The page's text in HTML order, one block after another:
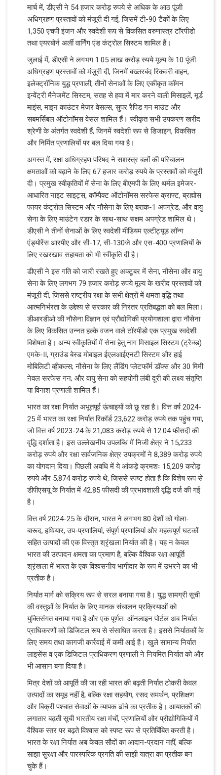
मार्च में, डीएसी ने 54 हजार करोड़ रुपये से अधिक के आठ पूंजी
अधिग्रहण प्रस्तावों को मंजूरी दी गई, जिसमें टी-90 टैंकों के लिए
1,350 एचपी इंजन और स्वदेशी रूप से विकसित वरुणास्त्र टॉरपीडो
तथा एयरबोर्न अर्ली वार्निंग एंड कंट्रोल सिस्टम शामिल हैं।
जुलाई में, डीएसी ने लगभग 1.05 लाख करोड़ रुपये मूल्य के 10 पूंजी
अधिग्रहण प्रस्तावों को मंज़ूरी दी, जिनमें बख्तरबंद रिकवरी वाहन,
इलेक्ट्रॉनिक युद्ध प्रणाली, तीनों सेनाओं के लिए एकीकृत कॉमन
इन्वेंट्री मैनेजमेंट सिस्टम, सतह से हवा में मार करने वाली मिसाइलें, मूर्ड
माइंस, माइन काउंटर मेजर वेसल्स, सुपर रैपिड गन माउंट और
सबमर्सिबल ऑटोनॉमस वेसल शामिल हैं। स्वीकृत सभी उपकरण खरीद
श्रेणी के अंतर्गत स्वदेशी हैं, जिनमें स्वदेशी रूप से डिजाइन, विकसित
और निर्मित प्रणालियों पर बल दिया गया है।
अगस्त में, रक्षा अधिग्रहण परिषद ने सशस्त्र बलों की परिचालन
क्षमताओं को बढ़ाने के लिए 67 हजार करोड़ रुपये के प्रस्तावों को मंज़ूरी
दी। प्रमुख स्वीकृतियों में सेना के लिए बीएमपी के लिए थर्मल इमेजर-
आधारित नाइट साइट्स, कॉम्पैक्ट ऑटोनॉमस सरफेस क्राफ्ट, ब्रह्मोस
फायर कंट्रोल सिस्टम और नौसेना के लिए बराक-1 अपग्रेड, और वायु
सेना के लिए माउंटेन रडार के साथ-साथ सक्षम अपग्रेड शामिल थे।
डीएसी ने तीनों सेनाओं के लिए स्वदेशी मीडियम एल्टीट्यूड लॉन्ग
एंड्योरेंस आरपीए और सी-17, सी-130जे और एस-400 प्रणालियों के
लिए रखरखाव सहायता को भी स्वीकृति दी है।
डीएसी ने इस गति को जारी रखते हुए अक्टूबर में सेना, नौसेना और वायु
सेना के लिए लगभग 79 हजार करोड़ रुपये मूल्य के खरीद प्रस्तावों को
मंजूरी दी, जिससे राष्ट्रीय रक्षा के सभी क्षेत्रों में क्षमता वृद्धि तथा
आत्मनिर्भरता के उद्देश्य से सरकार की निरंतर प्रतिबद्धता को बल मिला।
डीआरडीओ की नौसेना विज्ञान एवं प्रौद्योगिकी प्रयोगशाला द्वारा नौसेना
के लिए विकसित उन्नत हल्के वजन वाले टॉरपीडो एक प्रमुख स्वदेशी
विशेषता है। अन्य स्वीकृतियों में सेना हेतु नाग मिसाइल सिस्टम (ट्रैक्ड)
एमके-II, ग्राउंड बेस्ड मोबाइल ईएलआईएनटी सिस्टम और हाई
मोबिलिटी व्हीकल्स; नौसेना के लिए लैंडिंग प्लेटफॉर्म डॉक्स और 30 मिमी
नेवल सरफेस गन; और वायु सेना को सहयोगी लंबी दूरी की लक्ष्य संतृप्ति
या विनाश प्रणाली शामिल हैं।
भारत का रक्षा निर्यात अभूतपूर्व ऊंचाइयों को छू रहा है। वित्त वर्ष 2024-
25 में भारत का रक्षा निर्यात रिकॉर्ड 23,622 करोड़ रुपये तक पहुंच गया,
जो वित्त वर्ष 2023-24 के 21,083 करोड़ रुपये से 12.04 फीसदी की
वृद्धि दर्शाता है। इस उल्लेखनीय उपलब्धि में निजी क्षेत्र ने 15,233
करोड़ रुपये और रक्षा सार्वजनिक क्षेत्र उपक्रमों ने 8,389 करोड़ रुपये
का योगदान दिया। पिछली अवधि में ये आंकड़े क्रमशः 15,209 करोड़
रुपये और 5,874 करोड़ रुपये थे, जिससे स्पष्ट होता है कि विशेष रूप से
डीपीएसयू के निर्यात में 42.85 फीसदी की प्रभावशाली वृद्धि दर्ज की गई
है।
वित्त वर्ष 2024-25 के दौरान, भारत ने लगभग 80 देशों को गोला-
बारूद, हथियार, उप-प्रणालियां, संपूर्ण प्रणालियां और महत्वपूर्ण घटकों
सहित उत्पादों की एक विस्तृत श्रृंखला निर्यात की है। यह न केवल
भारत की उत्पादन क्षमता का प्रमाण है, बल्कि वैश्विक रक्षा आपूर्ति
श्रृंखला में भारत के एक विश्वसनीय भागीदार के रूप में उभरने का भी
प्रतीक है।
निर्यात मार्ग को सक्रिय रूप से सरल बनाया गया है। युद्ध सामग्री सूची
की वस्तुओं के निर्यात के लिए मानक संचालन प्रक्रियाओं को
युक्तिसंगत बनाया गया है और एक पूर्णतः ऑनलाइन पोर्टल अब निर्यात
प्राधिकरणों को डिजिटल रूप से संसाधित करता है। इससे निर्यातकों के
लिए समय तथा कागजी कार्रवाई में कमी आई है। खुले सामान्य निर्यात
लाइसेंस व एक डिजिटल प्राधिकरण प्रणाली ने नियमित निर्यात को और
भी आसान बना दिया है।
मित्र देशों को आपूर्ति की जा रही भारत की बढ़ती निर्यात टोकरी केवल
उत्पादों का समूह नहीं है, बल्कि रक्षा सहयोग, रसद समर्थन, प्रशिक्षण
और बिक्री पश्चात सेवाओं के व्यापक ढांचे का प्रतीक है। आयातकों की
लगातार बढ़ती सूची भारतीय रक्षा मंचों, प्रणालियों और प्रौद्योगिकियों में
वैश्विक स्तर पर बढ़ते विश्वास को स्पष्ट रूप से प्रतिबिंबित करती है।
भारत के रक्षा निर्यात अब केवल सौदों का आदान-प्रदान नहीं, बल्कि
साझा सुरक्षा और पारस्परिक प्रगति की साझी यात्रा का प्रतीक बन
चुके हैं।